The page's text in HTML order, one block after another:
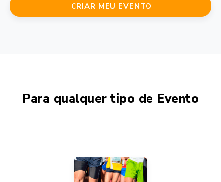
CRIAR MEU EVENTO
Para qualquer tipo de Evento